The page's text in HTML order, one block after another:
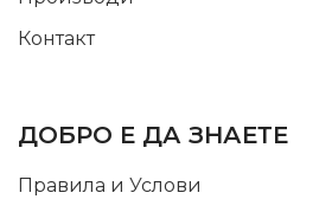
Контакт
ДОБРО Е ДА ЗНАЕТЕ
Правила и Услови